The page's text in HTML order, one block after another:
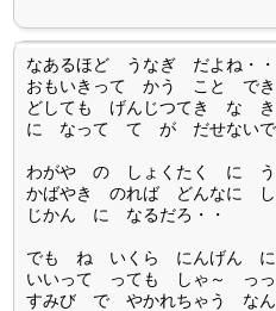
なあるほど うなぎ だよね・・
おもいきって かう こと でき
どしても げんじつてき な き
に なって て が だせない
わがや の しょくたく に
かばやき のれば どんなに し
じかん に なるだろ・・
でも ね いくら にんげん に
いいって っても しゃ～ っ
すみび で やかれちゃう な